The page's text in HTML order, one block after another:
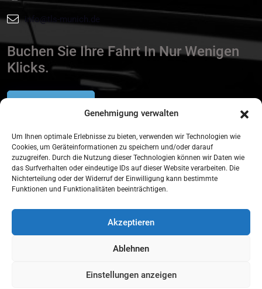
Genehmigung verwalten
Um Ihnen optimale Erlebnisse zu bieten, verwenden wir Technologien wie
Cookies, um Geräteinformationen zu speichern und/oder darauf
zuzugreifen. Durch die Nutzung dieser Technologien können wir Daten wie
das Surfverhalten oder eindeutige IDs auf dieser Website verarbeiten. Die
Nichterteilung oder der Widerruf der Einwilligung kann bestimmte
Funktionen und Funktionalitäten beeinträchtigen.
Akzeptieren
Ablehnen
Einstellungen anzeigen
info@tls-munich.de
Buchen Sie Ihre Fahrt In Nur Wenigen
Klicks.
Urheberrecht 2026Limo - Data. Alle Rechte vorbehalten.